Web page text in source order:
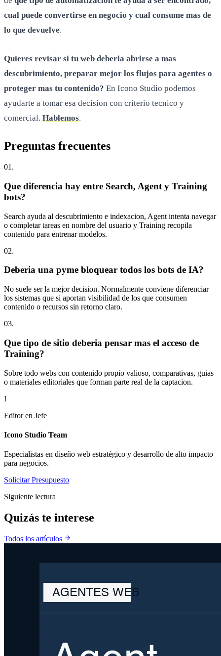
cual puede convertirse en negocio y cual consume mas de
lo que devuelve.
Quieres revisar si tu web deberia abrirse a mas
descubrimiento, preparar mejor los flujos para agentes o
proteger mas tu contenido? En Icono Studio podemos
ayudarte a tomar esa decision con criterio tecnico y
comercial. Hablemos.
Preguntas frecuentes
01 .
Que diferencia hay entre Search, Agent y Training
bots?
Search ayuda al descubrimiento e indexacion, Agent intenta navegar
o completar tareas en nombre del usuario y Training recopila
contenido para entrenar modelos.
02.
Deberia una pyme bloquear todos los bots de IA?
No suele ser la mejor decision. Normalmente conviene diferenciar
los sistemas que si aportan visibilidad de los que consumen
contenido o recursos sin retorno claro.
03.
Que tipo de sitio deberia pensar mas el acceso de
Training?
Sobre todo webs con contenido propio valioso, comparativas, guias
o materiales editoriales que forman parte real de la captacion.
I
Editor en Jefe
Icono Studio Team
Especialistas en diseño web estratégico y desarrollo de alto impacto
para negocios.
Solicitar Presupuesto
Siguiente lectura
Quizás te interese
Todos los artículos